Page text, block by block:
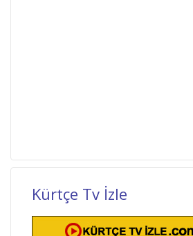
Kürtçe Tv İzle